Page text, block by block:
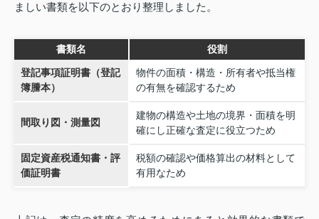
ましい書類を以下のとおり整理しました。
書類名 役割
登記事項証明書（登記
簿謄本）
物件の面積・構造・所有者や抵当権
の有無を確認するため
間取り図・測量図
建物の構造や土地の境界・面積を明
確にし正確な査定に役立つため
固定資産税通知書・評
価証明書
税額の確認や価格算出の材料として
有用なため